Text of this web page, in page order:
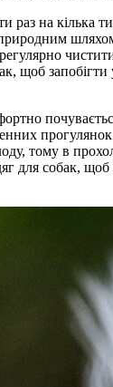
раз на кілька
щоб
прогулянок
тому в
для собак,